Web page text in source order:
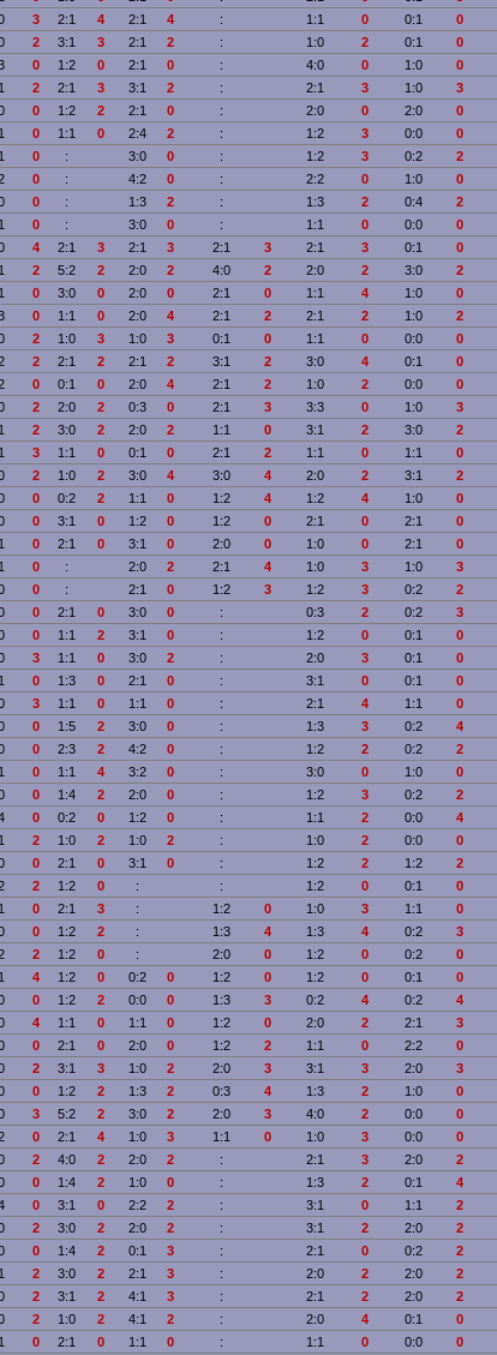
3 2:1 4 2:1 4 : 1:1 0 0:1
0
2 3:1 3 2:1 2 : 1:0 2 0:1
0
0 1:2 0 2:1 0 : 4:0 0 1:0
0
2 2:1 3 3:1 2 : 2:1 3 1:0
3
0 1:2 2 2:1 0 : 2:0 0 2:0
0
0 1:1 0 2:4 2 : 1:2 3 0:0
0
0 : 3:0 0 : 1:2 3 0:2
2
0 : 4:2 0 : 2:2 0 1:0
0
0 : 1:3 2 : 1:3 2 0:4
2
0 : 3:0 0 : 1:1 0 0:0
0
4 2:1 3 2:1 3 2:1 3 2:1 3 0:1
0
2 5:2 2 2:0 2 4:0 2 2:0 2 3:0
2
0 3:0 0 2:0 0 2:1 0 1:1 4 1:0
0
0 1:1 0 2:0 4 2:1 2 2:1 2 1:0
2
2 1:0 3 1:0 3 0:1 0 1:1 0 0:0
0
2 2:1 2 2:1 2 3:1 2 3:0 4 0:1
0
0 0:1 0 2:0 4 2:1 2 1:0 2 0:0
0
2 2:0 2 0:3 0 2:1 3 3:3 0 1:0
3
2 3:0 2 2:0 2 1:1 0 3:1 2 3:0
2
3 1:1 0 0:1 0 2:1 2 1:1 0 1:1
0
2 1:0 2 3:0 4 3:0 4 2:0 2 3:1
2
0 0:2 2 1:1 0 1:2 4 1:2 4 1:0
0
0 3:1 0 1:2 0 1:2 0 2:1 0 2:1
0
0 2:1 0 3:1 0 2:0 0 1:0 0 2:1
0
0 : 2:0 2 2:1 4 1:0 3 1:0
3
0 : 2:1 0 1:2 3 1:2 3 0:2
2
0 2:1 0 3:0 0 : 0:3 2 0:2
3
0 1:1 2 3:1 0 : 1:2 0 0:1
0
3 1:1 0 3:0 2 : 2:0 3 0:1
0
0 1:3 0 2:1 0 : 3:1 0 0:1
0
3 1:1 0 1:1 0 : 2:1 4 1:1
0
0 1:5 2 3:0 0 : 1:3 3 0:2
4
0 2:3 2 4:2 0 : 1:2 2 0:2
2
0 1:1 4 3:2 0 : 3:0 0 1:0
0
0 1:4 2 2:0 0 : 1:2 3 0:2
2
0 0:2 0 1:2 0 : 1:1 2 0:0
4
2 1:0 2 1:0 2 : 1:0 2 0:0
0
0 2:1 0 3:1 0 : 1:2 2 1:2
2
2 1:2 0 : : 1:2 0 0:1
0
0 2:1 3 : 1:2 0 1:0 3 1:1
0
0 1:2 2 : 1:3 4 1:3 4 0:2
3
2 1:2 0 : 2:0 0 1:2 0 0:2
0
4 1:2 0 0:2 0 1:2 0 1:2 0 0:1
0
0 1:2 2 0:0 0 1:3 3 0:2 4 0:2
4
4 1:1 0 1:1 0 1:2 0 2:0 2 2:1
3
0 2:1 0 2:0 0 1:2 2 1:1 0 2:2
0
2 3:1 3 1:0 2 2:0 3 3:1 3 2:0
3
0 1:2 2 1:3 2 0:3 4 1:3 2 1:0
0
3 5:2 2 3:0 2 2:0 3 4:0 2 0:0
0
0 2:1 4 1:0 3 1:1 0 1:0 3 0:0
0
2 4:0 2 2:0 2 : 2:1 3 2:0
2
0 1:4 2 1:0 0 : 1:3 2 0:1
4
0 3:1 0 2:2 2 : 3:1 0 1:1
2
2 3:0 2 2:0 2 : 3:1 2 2:0
2
0 1:4 2 0:1 3 : 2:1 0 0:2
2
2 3:0 2 2:1 3 : 2:0 2 2:0
2
2 3:1 2 4:1 3 : 2:1 2 2:0
2
2 1:0 2 4:1 2 : 2:0 4 0:1
0
0 2:1 0 1:1 0 : 1:1 0 0:0
0